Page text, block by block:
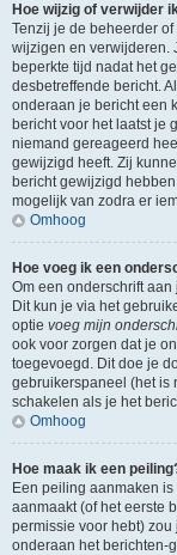
Hoe wijzig of verwijder
Tenzij je de beheerder
wijzigen en verwijderen.
beperkte tijd nadat het
desbetreffende bericht.
onderaan je bericht een
bericht voor het laatst je
niemand gereageerd
gewijzigd heeft. Zij
bericht gewijzigd
mogelijk van zodra er
Omhoog
Hoe voeg ik een
Om een onderschrift
Dit kun je via het
optie voeg mijn
ook voor zorgen dat je
toegevoegd. Dit doe je
gebruikerspaneel (het is
schakelen als je het
Omhoog
Hoe maak ik een
Een peiling aanmaken
aanmaakt (of het eerste
permissie voor hebt)
onderaan het berichten-